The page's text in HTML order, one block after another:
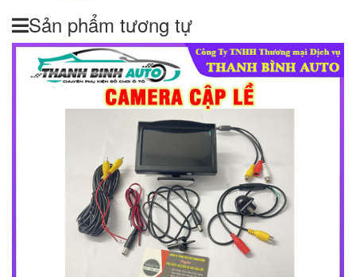
Sản phẩm tương tự